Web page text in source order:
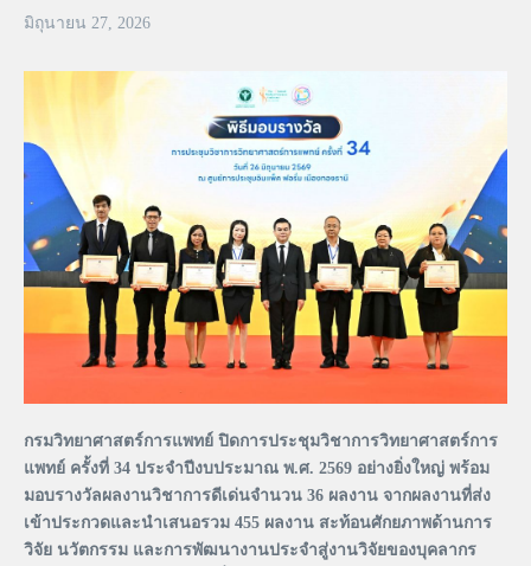
มิถุนายน 27, 2026
กรมวิทยาศาสตร์การแพทย์ ปิดการประชุมวิชาการวิทยาศาสตร์การ
แพทย์ ครั้งที่ 34 ประจำปีงบประมาณ พ.ศ. 2569 อย่างยิ่งใหญ่ พร้อม
มอบรางวัลผลงานวิชาการดีเด่นจำนวน 36 ผลงาน จากผลงานที่ส่ง
เข้าประกวดและนำเสนอรวม 455 ผลงาน สะท้อนศักยภาพด้านการ
วิจัย นวัตกรรม และการพัฒนางานประจำสู่งานวิจัยของบุคลากร